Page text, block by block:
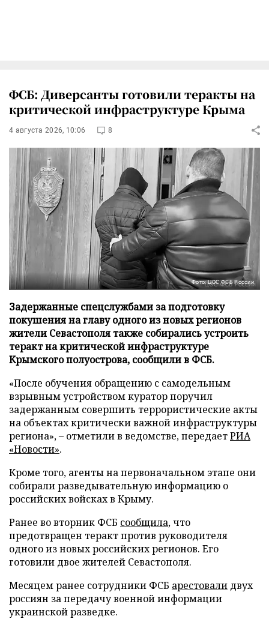
ФСБ: Диверсанты готовили теракты на
критической инфраструктуре Крыма
4 августа 2026, 10:06 8
Фото: ЦОС ФСБ России
Задержанные спецслужбами за подготовку
покушения на главу одного из новых регионов
жители Севастополя также собирались устроить
теракт на критической инфраструктуре
Крымского полуострова, сообщили в ФСБ.
«После обучения обращению с самодельным
взрывным устройством куратор поручил
задержанным совершить террористические акты
на объектах критически важной инфраструктуры
региона», – отметили в ведомстве, передаетРИА
«Новости».
Кроме того, агенты на первоначальном этапе они
собирали разведывательную информацию о
российских войсках в Крыму.
Ранее во вторник ФСБ сообщила, что
предотвращен теракт против руководителя
одного из новых российских регионов. Его
готовили двое жителей Севастополя.
Месяцем ранее сотрудники ФСБ арестовали двух
россиян за передачу военной информации
украинской разведке.